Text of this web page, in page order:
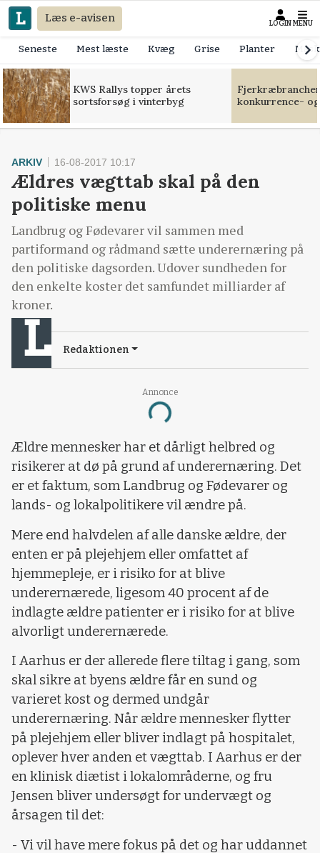
Læs e-avisen LOGIN MENU
Seneste Mest læste Kvæg Grise Planter
KWS Rallys topper årets
sortsforsøg i vinterbyg
konkurrence-
Annonce
Loading...
ARKIV 16-08-2017 10:17
Ældres vægttab skal på den
politiske menu
Landbrug og Fødevarer vil sammen med
partiformand og rådmand sætte underernæring på
den politiske dagsorden. Udover sundheden for
den enkelte koster det samfundet milliarder af
kroner.
Redaktionen
Ældre mennesker har et dårligt helbred og
risikerer at dø på grund af underernæring. Det
er et faktum, som Landbrug og Fødevarer og
lands- og lokalpolitikere vil ændre på.
Mere end halvdelen af alle danske ældre, der
enten er på plejehjem eller omfattet af
hjemmepleje, er i risiko for at blive
underernærede, ligesom 40 procent af de
indlagte ældre patienter er i risiko for at blive
alvorligt underernærede.
I Aarhus er der allerede flere tiltag i gang, som
skal sikre at byens ældre får en sund og
varieret kost og dermed undgår
underernæring. Når ældre mennesker flytter
på plejehjem eller bliver indlagt på hospitalet,
oplever hver anden et vægttab. I Aarhus er der
en klinisk diætist i lokalområderne, og fru
Jensen bliver undersøgt for undervægt og
årsagen til det:
- Vi vil have mere fokus på det og har uddannet